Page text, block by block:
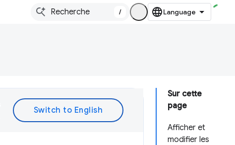
/
Sur cette
page
Afficher et
modifier les